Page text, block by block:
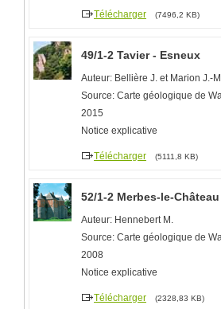
Télécharger (7496,2 KB)
49/1-2 Tavier - Esneux
Auteur: Bellière J. et Marion J.-
Source: Carte géologique de
2015
Notice explicative
Télécharger (5111,8 KB)
52/1-2 Merbes-le-
Auteur: Hennebert M.
Source: Carte géologique de
2008
Notice explicative
Télécharger (2328,83 KB)